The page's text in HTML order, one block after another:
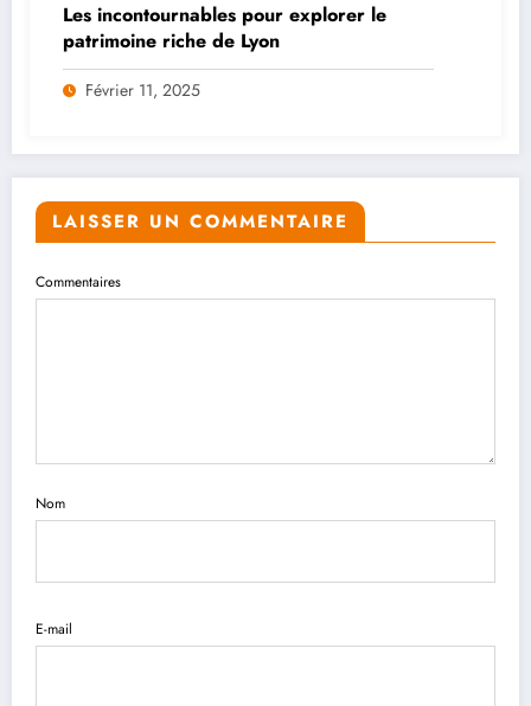
Les incontournables pour explorer le
patrimoine riche de Lyon
Février 11, 2025
LAISSER UN COMMENTAIRE
Commentaires
Nom
E-mail